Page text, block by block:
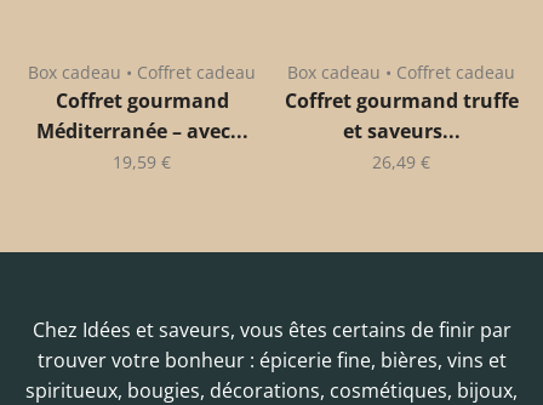
Box cadeau • Coffret cadeau
Coffret gourmand
Méditerranée – avec...
19,59 €
Box cadeau • Coffret cadeau
Coffret gourmand truffe
et saveurs...
26,49 €
Chez Idées et saveurs, vous êtes certains de finir par
trouver votre bonheur : épicerie fine, bières, vins et
spiritueux, bougies, décorations, cosmétiques, bijoux,